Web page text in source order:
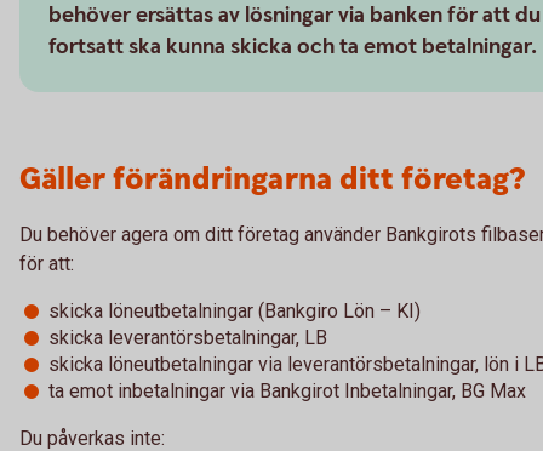
behöver ersättas av lösningar via banken för att du
fortsatt ska kunna skicka och ta emot betalningar.
Gäller förändringarna ditt företag?
Du behöver agera om ditt företag använder Bankgirots
för att:
skicka löneutbetalningar (Bankgiro Lön – KI)
skicka leverantörsbetalningar, LB
skicka löneutbetalningar via leverantörsbetalningar, lön i
ta emot inbetalningar via Bankgirot Inbetalningar, BG Max
Du påverkas inte: